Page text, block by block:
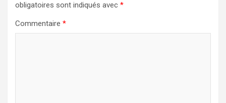
obligatoires sont indiqués avec *
Commentaire *